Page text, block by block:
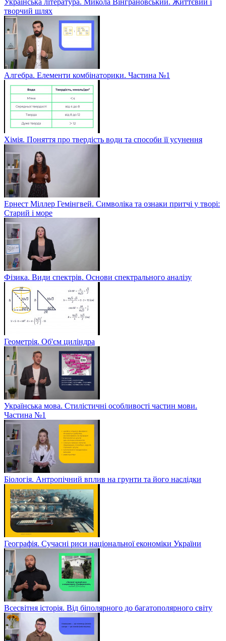
творчий шлях
Алгебра. Елементи комбінаторики. Частина №1
Хімія. Поняття про твердість води та способи її усунення
Ернест Міллер Гемінгвей. Символіка та ознаки притчі у творі:
Старий і море
Фізика. Види спектрів. Основи спектрального аналізу
Геометрія. Об'єм циліндра
Українська мова. Стилістичні особливості частин мови.
Частина №1
Біологія. Антропічний вплив на грунти та його наслідки
Географія. Сучасні риси національної економіки України
Всесвітня історія. Від біполярного до багатополярного світу